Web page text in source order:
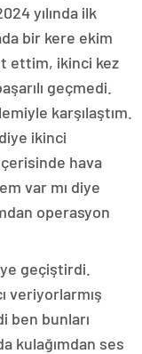
yılında ilk
bir kere ekim
ettim, ikinci kez
geçmedi.
karşılaştım.
ikinci
hava
var mı diye
operasyon
geçiştirdi.
veriyorlarmış
ben bunları
kulağımdan ses